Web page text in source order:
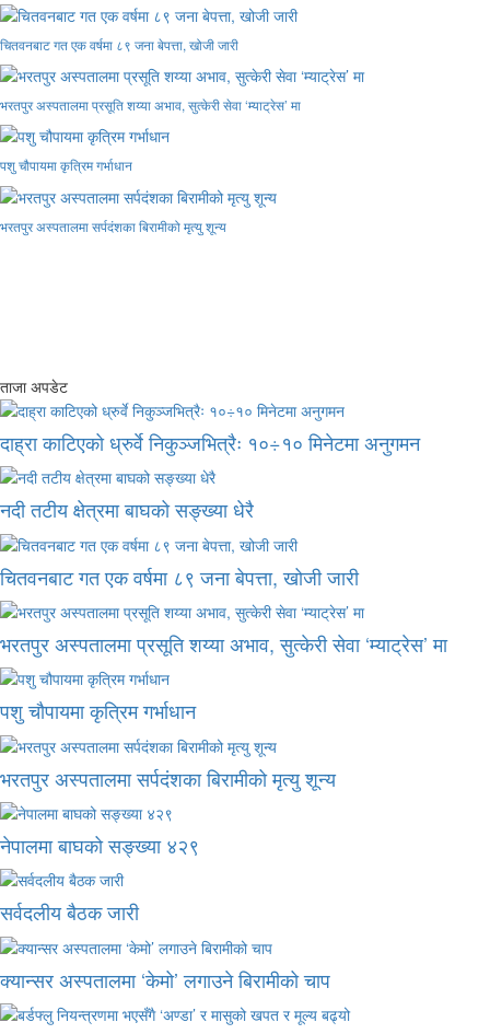
चितवनबाट गत एक वर्षमा ८९ जना बेपत्ता, खोजी जारी
भरतपुर अस्पतालमा प्रसूति शय्या अभाव, सुत्केरी सेवा ‘म्याट्रेस’ मा
पशु चौपायमा कृत्रिम गर्भाधान
भरतपुर अस्पतालमा सर्पदंशका बिरामीको मृत्यु शून्य
ताजा अपडेट
दाह्रा काटिएको ध्रुर्वे निकुञ्जभित्रैः १०÷१० मिनेटमा अनुगमन
नदी तटीय क्षेत्रमा बाघको सङ्ख्या धेरै
चितवनबाट गत एक वर्षमा ८९ जना बेपत्ता, खोजी जारी
भरतपुर अस्पतालमा प्रसूति शय्या अभाव, सुत्केरी सेवा ‘म्याट्रेस’ मा
पशु चौपायमा कृत्रिम गर्भाधान
भरतपुर अस्पतालमा सर्पदंशका बिरामीको मृत्यु शून्य
नेपालमा बाघको सङ्ख्या ४२९
सर्वदलीय बैठक जारी
क्यान्सर अस्पतालमा ‘केमो’ लगाउने बिरामीको चाप